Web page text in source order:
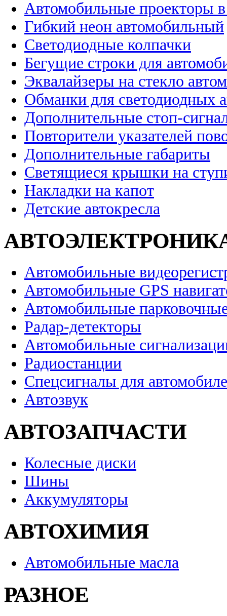
Автомобильные проекторы
Гибкий неон автомобильный
Светодиодные колпачки
Бегущие строки для
Эквалайзеры на стекло
Обманки для светодиодных
Дополнительные стоп-
Повторители указателей
Дополнительные габариты
Светящиеся крышки на
Накладки на капот
Детские автокресла
Автомобильные
Автомобильные GPS
Автомобильные
Радар-детекторы
Автомобильные
Радиостанции
Спецсигналы для
Автозвук
АВТОЗАПЧАСТИ
Колесные диски
Шины
Аккумуляторы
АВТОХИМИЯ
Автомобильные масла
РАЗНОЕ